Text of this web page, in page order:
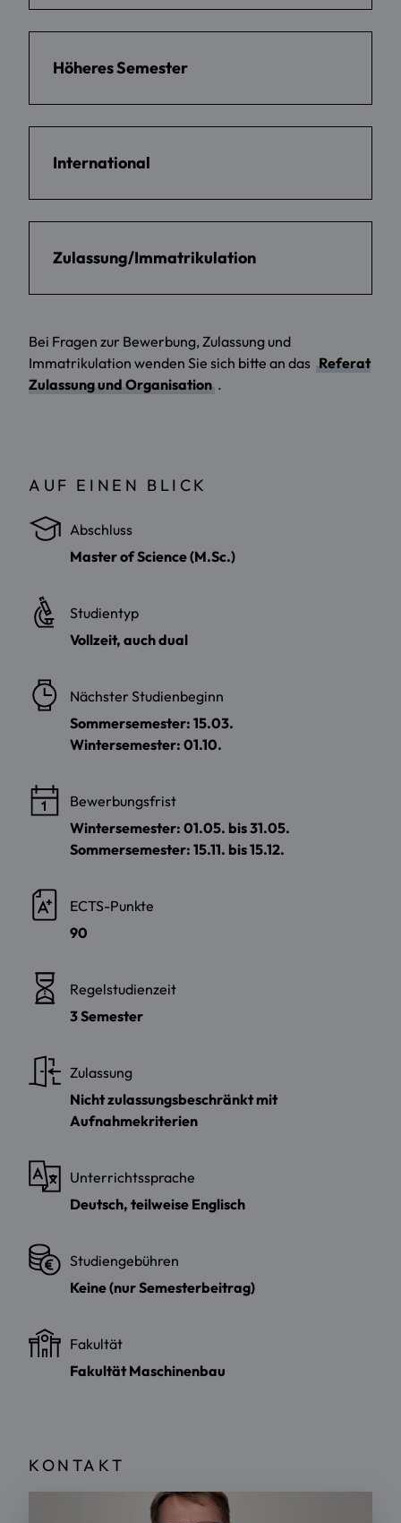
Höheres Semester
International
Zulassung/Immatrikulation
Bei Fragen zur Bewerbung, Zulassung und
Immatrikulation wenden Sie sich bitte an das Referat
Zulassung und Organisation .
AUF EINEN BLICK
Abschluss
Master of Science (M.Sc.)
Studientyp
Vollzeit, auch dual
Nächster Studienbeginn
Sommersemester: 15.03.
Wintersemester: 01.10.
Bewerbungsfrist
Wintersemester: 01.05. bis 31.05.
Sommersemester: 15.11. bis 15.12.
ECTS-Punkte
90
Regelstudienzeit
3 Semester
Zulassung
Nicht zulassungsbeschränkt mit
Aufnahmekriterien
Unterrichtssprache
Deutsch, teilweise Englisch
Studiengebühren
Keine (nur Semesterbeitrag)
Fakultät
Fakultät Maschinenbau
KONTAKT